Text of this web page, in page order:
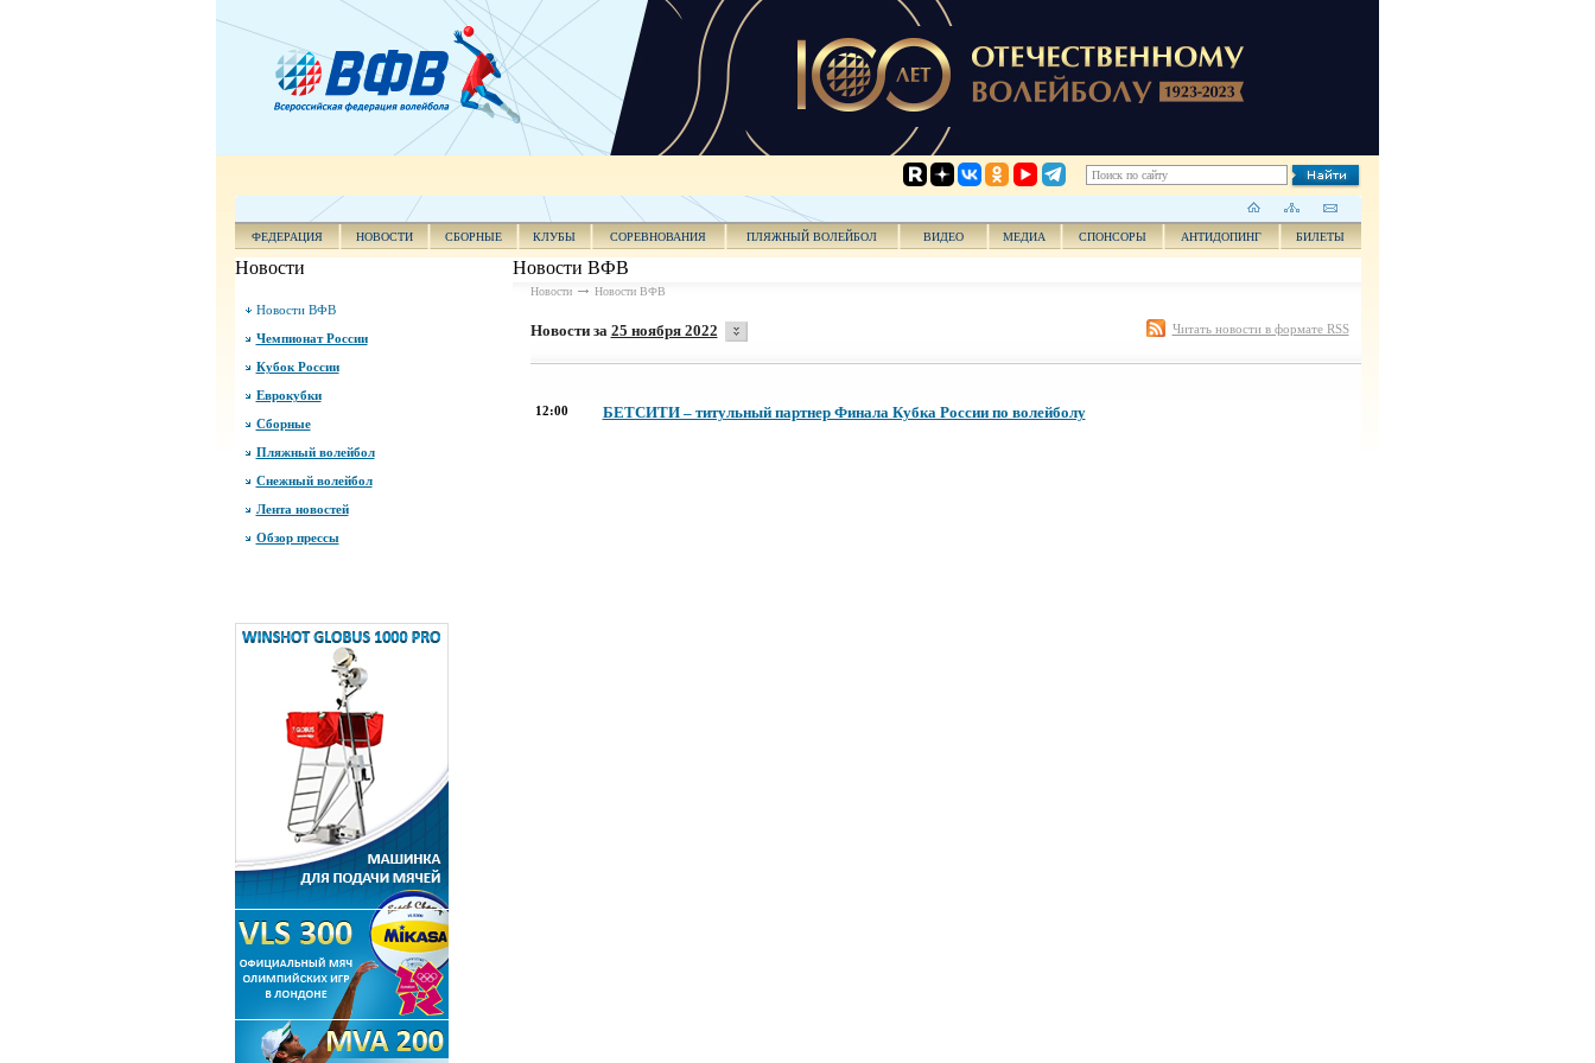
ФЕДЕРАЦИЯ НОВОСТИ СБОРНЫЕ КЛУБЫ СОРЕВНОВАНИЯ ПЛЯЖНЫЙ ВОЛЕЙБОЛ ВИДЕО МЕДИА СПОНСОРЫ АНТИДОПИНГ БИЛЕТЫ
Новости
Новости ВФВ
Чемпионат России
Кубок России
Еврокубки
Сборные
Пляжный волейбол
Снежный волейбол
Лента новостей
Обзор прессы
Новости ВФВ
Новости Новости ВФВ
Новости за 25 ноября 2022 Читать новости в формате RSS
12:00 БЕТСИТИ – титульный партнер Финала Кубка России по волейболу